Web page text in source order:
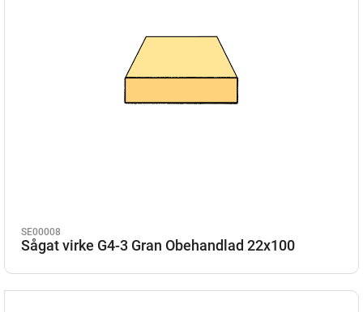
SE00008
Sågat virke G4-3 Gran Obehandlad 22x100